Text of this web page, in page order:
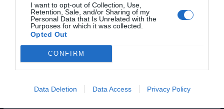
I want to opt-out of Collection, Use,
Retention, Sale, and/or Sharing of my
Personal Data that Is Unrelated with the
Purposes for which it was collected.
Opted Out
CONFIRM
Data Deletion Data Access Privacy Policy
Guardar o meu nome, email e site neste navegador
para a próxima vez que eu comentar.
Sim, adicione-me à mailing list da Newsletter MHD